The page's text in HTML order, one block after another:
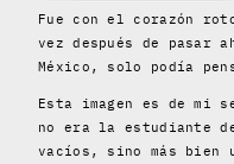
Fue con el corazón
vez después de pasar
México, solo podía
Esta imagen es de mi
no era la estudiante
vacíos, sino más bien